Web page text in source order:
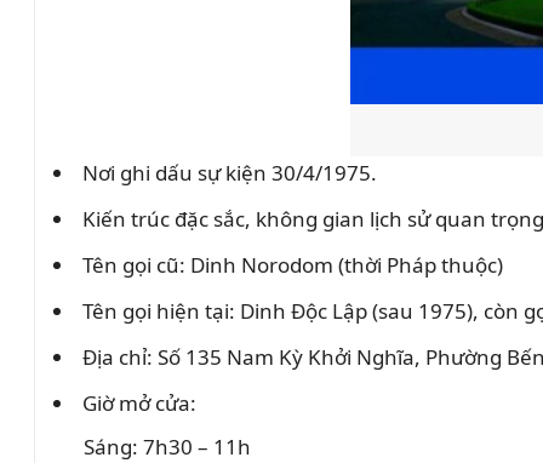
Nơi ghi dấu sự kiện 30/4/1975.
Kiến trúc đặc sắc, không gian lịch sử quan
Tên gọi cũ: Dinh Norodom (thời Pháp thuộc)
Tên gọi hiện tại: Dinh Độc Lập (sau 1975), còn
Địa chỉ: Số 135 Nam Kỳ Khởi Nghĩa, Phường
Giờ mở cửa:
Sáng: 7h30 – 11h